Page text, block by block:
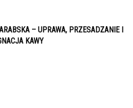
– UPRAWA, PRZESADZANIE I
KAWY